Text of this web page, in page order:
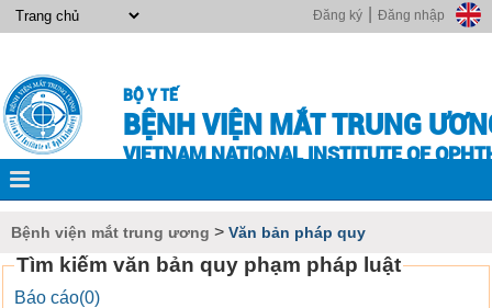
Đăng nhập
Đăng ký
BỘ Y TẾ
BỆNH VIỆN MẮT TRUNG
VIETNAM NATIONAL INSTITUTE OF
Bệnh viện mắt trung ương > Văn bản pháp quy
Tìm kiếm văn bản quy phạm pháp luật
Báo cáo(0)